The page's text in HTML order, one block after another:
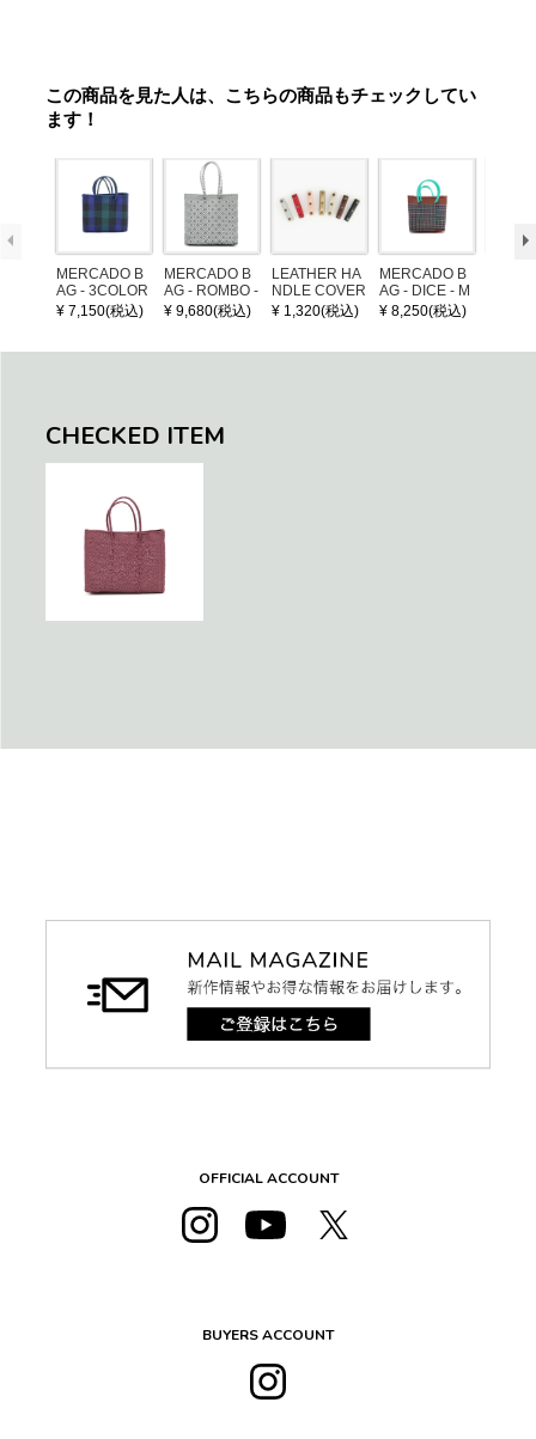
この商品を見た人は、こちらの商品もチェックしてい
ます！
MERCADO B
AG - 3COLOR
S CHECK - Bl
ack / Dark Gre
¥ 7,150(税込)
MERCADO B
AG - ROMBO -
LONG HANDL
E - Silver / Whi
¥ 9,680(税込)
LEATHER HA
NDLE COVER
¥ 1,320(税込)
MERCADO B
AG - DICE - M
OSAIC - Copp
er / Navy / Mint
¥ 8,250(税込)
CHECKED ITEM
OFFICIAL ACCOUNT
BUYERS ACCOUNT